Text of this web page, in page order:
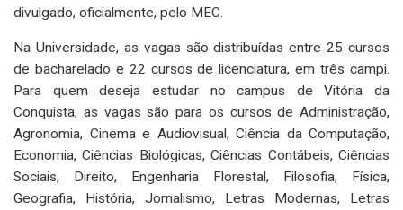
divulgado, oficialmente, pelo MEC.
Na Universidade, as vagas são distribuídas entre 25 cursos
de bacharelado e 22 cursos de licenciatura, em três campi.
Para quem deseja estudar no campus de Vitória da
Conquista, as vagas são para os cursos de Administração,
Agronomia, Cinema e Audiovisual, Ciência da Computação,
Economia, Ciências Biológicas, Ciências Contábeis, Ciências
Sociais, Direito, Engenharia Florestal, Filosofia, Física,
Geografia, História, Jornalismo, Letras Modernas, Letras